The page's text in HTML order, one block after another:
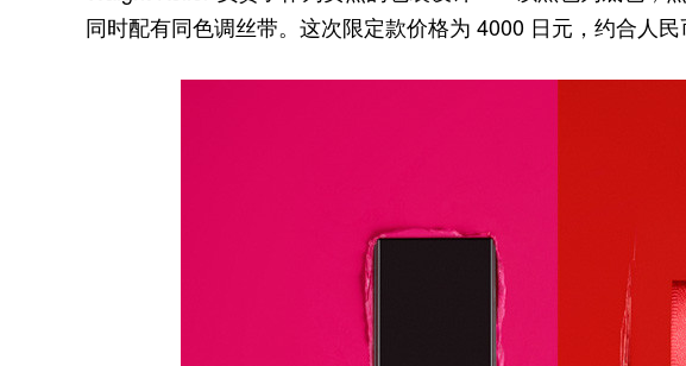
同时配有同色调丝带。这次限定款价格为 4000 日元，约合人民